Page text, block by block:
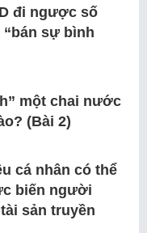
đi ngược số
sự bình
một chai nước
(Bài 2)
cá nhân có thể
biến người
sản truyền